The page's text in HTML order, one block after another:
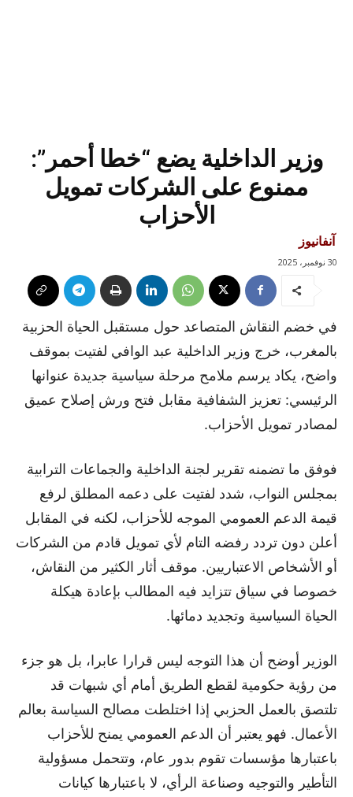
وزير الداخلية يضع “خطا أحمر”:
ممنوع على الشركات تمويل
الأحزاب
آنفانيوز
30 نوفمبر، 2025
في خضم النقاش المتصاعد حول مستقبل الحياة الحزبية
بالمغرب، خرج وزير الداخلية عبد الوافي لفتيت بموقف
واضح، يكاد يرسم ملامح مرحلة سياسية جديدة عنوانها
الرئيسي: تعزيز الشفافية مقابل فتح ورش إصلاح عميق
لمصادر تمويل الأحزاب.
فوفق ما تضمنه تقرير لجنة الداخلية والجماعات الترابية
بمجلس النواب، شدد لفتيت على دعمه المطلق لرفع
قيمة الدعم العمومي الموجه للأحزاب، لكنه في المقابل
أعلن دون تردد رفضه التام لأي تمويل قادم من الشركات
أو الأشخاص الاعتباريين. موقف أثار الكثير من النقاش،
خصوصا في سياق تتزايد فيه المطالب بإعادة هيكلة
الحياة السياسية وتجديد دمائها.
الوزير أوضح أن هذا التوجه ليس قرارا عابرا، بل هو جزء
من رؤية حكومية لقطع الطريق أمام أي شبهات قد
تلتصق بالعمل الحزبي إذا اختلطت مصالح السياسة بعالم
الأعمال. فهو يعتبر أن الدعم العمومي يمنح للأحزاب
باعتبارها مؤسسات تقوم بدور عام، وتتحمل مسؤولية
التأطير والتوجيه وصناعة الرأي، لا باعتبارها كيانات